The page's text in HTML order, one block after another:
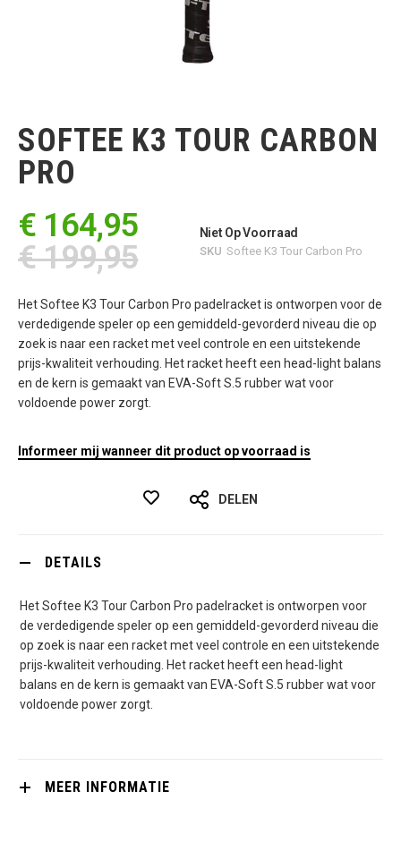
begin
van
de
afbeeldingen-
SOFTEE K3 TOUR CARBON
PRO
€ 164,95
€ 199,95
Niet Op Voorraad
SKU Softee K3 Tour Carbon Pro
Het Softee K3 Tour Carbon Pro padelracket is ontworpen voor de
verdedigende speler op een gemiddeld-gevorderd niveau die op
zoek is naar een racket met veel controle en een uitstekende
prijs-kwaliteit verhouding. Het racket heeft een head-light balans
en de kern is gemaakt van EVA-Soft S.5 rubber wat voor
voldoende power zorgt.
Informeer mij wanneer dit product op voorraad is
DELEN
DETAILS
Het Softee K3 Tour Carbon Pro padelracket is ontworpen voor
de verdedigende speler op een gemiddeld-gevorderd niveau die
op zoek is naar een racket met veel controle en een uitstekende
prijs-kwaliteit verhouding. Het racket heeft een head-light
balans en de kern is gemaakt van EVA-Soft S.5 rubber wat voor
voldoende power zorgt.
MEER INFORMATIE